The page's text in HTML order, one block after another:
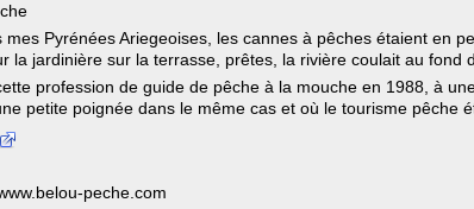
mes Pyrénées Ariegeoises, les cannes à pêches étaient en
la jardinière sur la terrasse, prêtes, la rivière coulait au fond
profession de guide de pêche à la mouche en 1988, à
petite poignée dans le même cas et où le tourisme pêche
peche.com